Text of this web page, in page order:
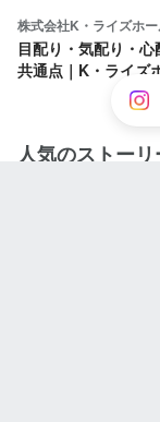
株式会社K・ライズホ
目配り・気配り・
共通点｜K・ライズ
人気のストーリ